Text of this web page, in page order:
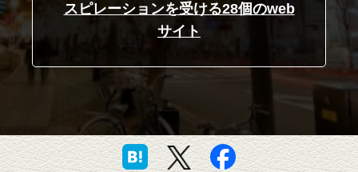
スピレーションを受ける28個のweb
サイト